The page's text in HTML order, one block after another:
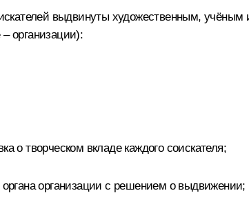
выдвинуты художественным,
организации):
о творческом вкладе каждого соискателя;
органа организации с решением о выдвижении;